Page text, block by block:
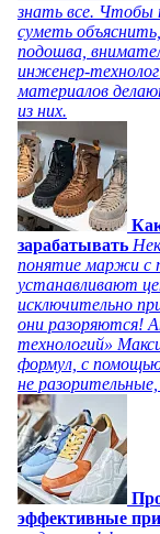
знать все. Чтобы
суметь
подошва,
инженер-
материалов
из них.
зарабатывать
понятие маржи с
устанавливают
исключительно
они разоряются!
технологий»
формул, с
не
эффективные